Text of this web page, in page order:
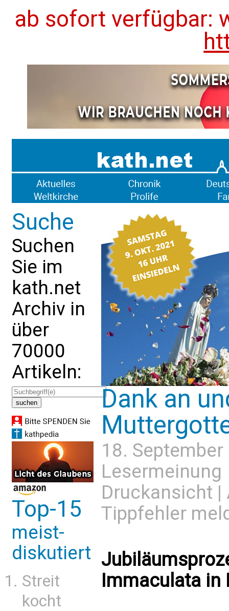
ab sofort verfügbar:
Suche
Suchen
Sie im
kath.net
Archiv in
über
70000
Artikeln:
Top-15
meist-
diskutiert
Streit
kocht
Dank an
18.
Lesermeinung
Druckansicht |
Tippfehler
Immaculata in